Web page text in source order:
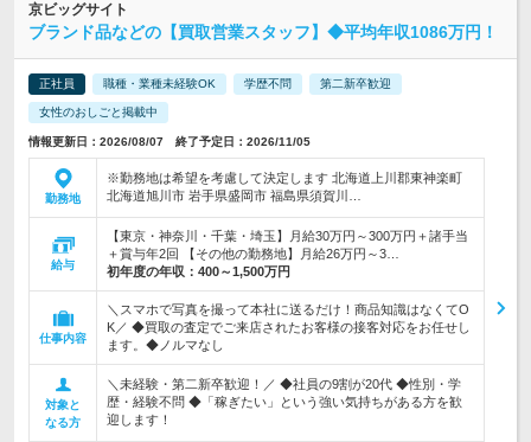
京ビッグサイト
ブランド品などの【買取営業スタッフ】◆平均年収1086万円！
正社員 職種・業種未経験OK 学歴不問 第二新卒歓迎
女性のおしごと掲載中
情報更新日：2026/08/07 終了予定日：2026/11/05
勤務地
※勤務地は希望を考慮して決定します 北海道上川郡東神楽町
北海道旭川市 岩手県盛岡市 福島県須賀川…
給与
【東京・神奈川・千葉・埼玉】月給30万円～300万円＋諸手当
＋賞与年2回 【その他の勤務地】月給26万円～3…
初年度の年収： 400～1,500万円
仕事内容
＼スマホで写真を撮って本社に送るだけ！商品知識はなくてO
K／ ◆買取の査定でご来店されたお客様の接客対応をお任せし
ます。◆ノルマなし
対象と
なる方
＼未経験・第二新卒歓迎！／ ◆社員の9割が20代 ◆性別・学
歴・経験不問 ◆「稼ぎたい」という強い気持ちがある方を歓
迎します！